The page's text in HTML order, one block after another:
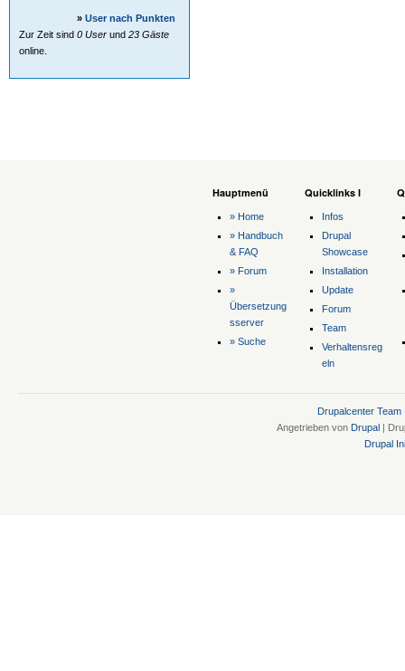
» User nach Punkten
Zur Zeit sind 0 User und 23 Gäste
online.
Hauptmenü
» Home
» Handbuch
& FAQ
» Forum
»
Übersetzung
sserver
» Suche
Quicklinks I
Infos
Drupal
Showcase
Installation
Update
Forum
Team
Verhaltensreg
eln
Drupalcenter Team
Angetrieben von Drupal |
Drupal